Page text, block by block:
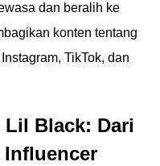
dan beralih ke
konten tentang
TikTok, dan
Lil Black: Dari
Influencer